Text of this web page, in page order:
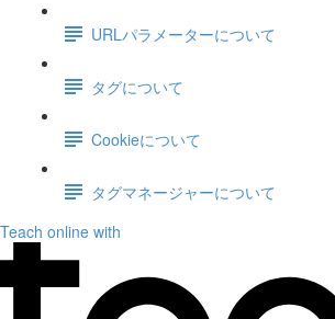
URLパラメーターについて
タグについて
Cookieについて
タグマネージャーについて
Teach online with